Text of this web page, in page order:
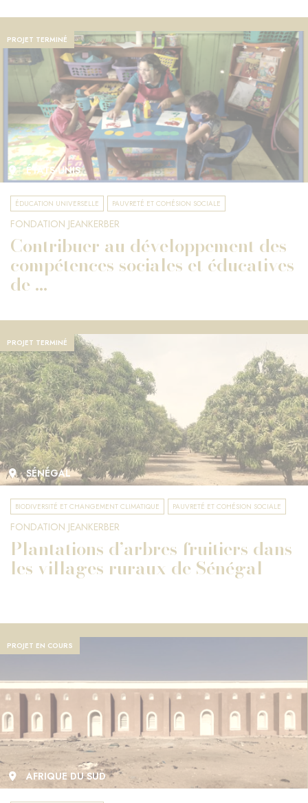
PROJET TERMINÉ
ÉTATS-UNIS
ÉDUCATION UNIVERSELLE PAUVRETÉ ET COHÉSION SOCIALE
FONDATION JEANKERBER
Contribuer au développement des
compétences sociales et éducatives
de ...
PROJET TERMINÉ
SÉNÉGAL
BIODIVERSITÉ ET CHANGEMENT CLIMATIQUE PAUVRETÉ ET COHÉSION SOCIALE
FONDATION JEANKERBER
Plantations d’arbres fruitiers dans
les villages ruraux de Sénégal
PROJET EN COURS
AFRIQUE DU SUD